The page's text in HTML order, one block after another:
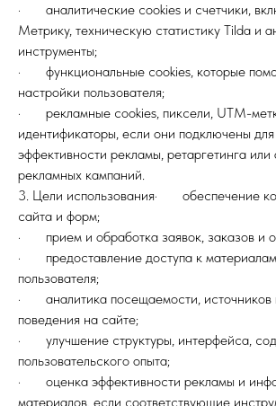
· аналитические cookies и счетчики,
Метрику, техническую статистику Tilda и
инструменты;
· функциональные cookies, которые
настройки пользователя;
· рекламные cookies, пиксели, UTM-
идентификаторы, если они подключены
эффективности рекламы, ретаргетинга или
рекламных кампаний.
3. Цели использования· обеспечение
сайта и форм;
· прием и обработка заявок, заказов и
· предоставление доступа к
пользователя;
· аналитика посещаемости, источников
поведения на сайте;
· улучшение структуры, интерфейса,
пользовательского опыта;
· оценка эффективности рекламы и
материалов, если соответствующие